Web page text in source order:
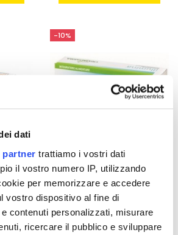
dati
partner trattiamo i vostri dati
il vostro numero IP, utilizzando
per memorizzare e accedere
vostro dispositivo al fine di
contenuti personalizzati, misurare
ricercare il pubblico e sviluppare
€
-10%
Integratori per la memoria
Illumina - 20
Compresse
25,34 €28,16 €